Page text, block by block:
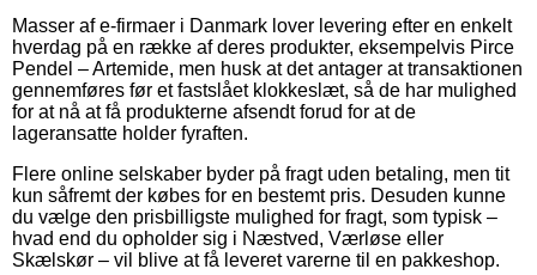
Masser af e-firmaer i Danmark lover levering efter en enkelt
hverdag på en række af deres produkter, eksempelvis Pirce
Pendel – Artemide, men husk at det antager at transaktionen
gennemføres før et fastslået klokkeslæt, så de har mulighed
for at nå at få produkterne afsendt forud for at de
lageransatte holder fyraften.
Flere online selskaber byder på fragt uden betaling, men tit
kun såfremt der købes for en bestemt pris. Desuden kunne
du vælge den prisbilligste mulighed for fragt, som typisk –
hvad end du opholder sig i Næstved, Værløse eller
Skælskør – vil blive at få leveret varerne til en pakkeshop.